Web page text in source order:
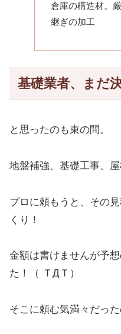
倉庫の構造材。
継ぎの加工
基礎業者、まだ
と思ったのも束の間。
地盤補強、基礎工事、
プロに頼もうと、その
くり！
金額は書けませんが予
た！（ ＴДＴ）
そこに頼む気満々だっ